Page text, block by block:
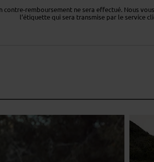
contre-remboursement ne sera effectué. Nous
l’étiquettequi sera transmise par le service